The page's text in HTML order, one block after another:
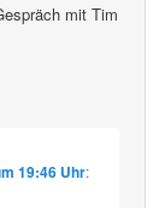
mit Tim
19:46 Uhr: